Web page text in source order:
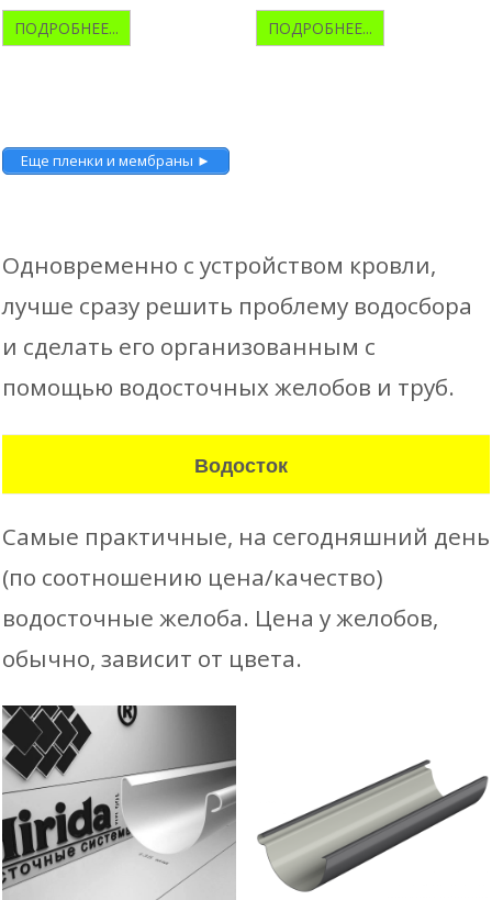
ПОДРОБНЕЕ... ПОДРОБНЕЕ...
Еще пленки и мембраны ►
Одновременно с устройством кровли,
лучше сразу решить проблему водосбора
и сделать его организованным с
помощью водосточных желобов и труб.
Водосток
Самые практичные, на сегодняшний день
(по соотношению цена/качество)
водосточные желоба. Цена у желобов,
обычно, зависит от цвета.